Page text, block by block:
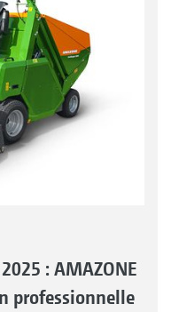
: AMAZONE
professionnelle